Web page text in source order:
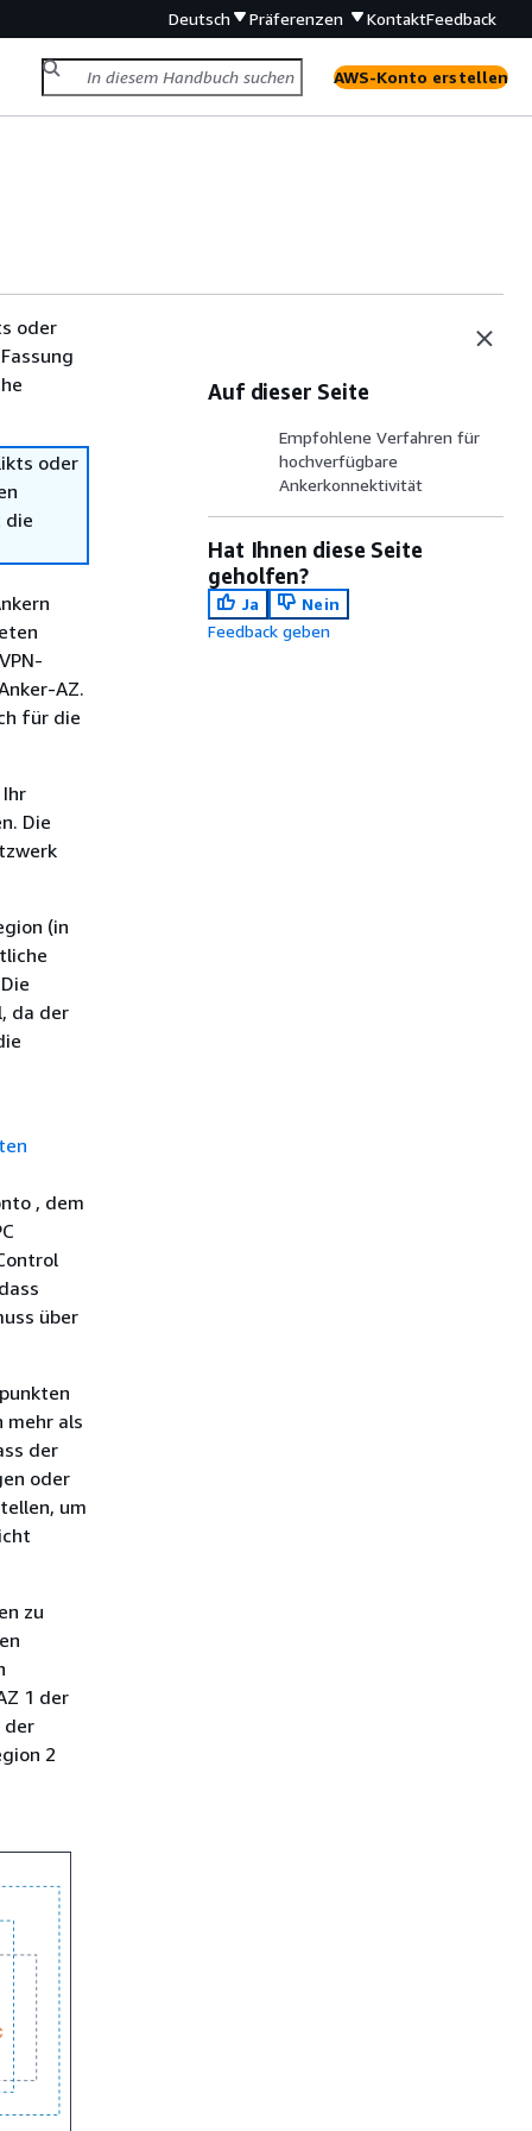
Deutsch Präferenzen KontaktFeedback
AWS-Konto erstellen
oder
oder
die
AZ.
für die
Die
(in
da der
, dem
über
mehr als
der
oder
um
zu
1 der
der
2
Auf dieser Seite
Empfohlene Verfahren für
hochverfügbare
Ankerkonnektivität
Hat Ihnen diese Seite
geholfen?
Ja
Nein
Feedback geben